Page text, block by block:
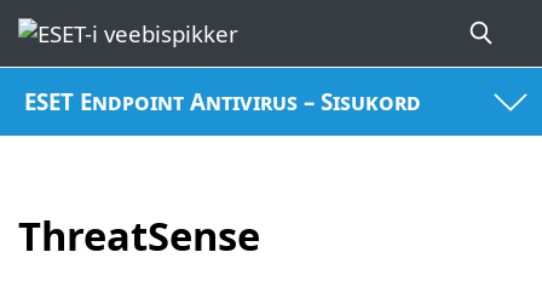
ESET Endpoint Antivirus – Sisukord
ThreatSense